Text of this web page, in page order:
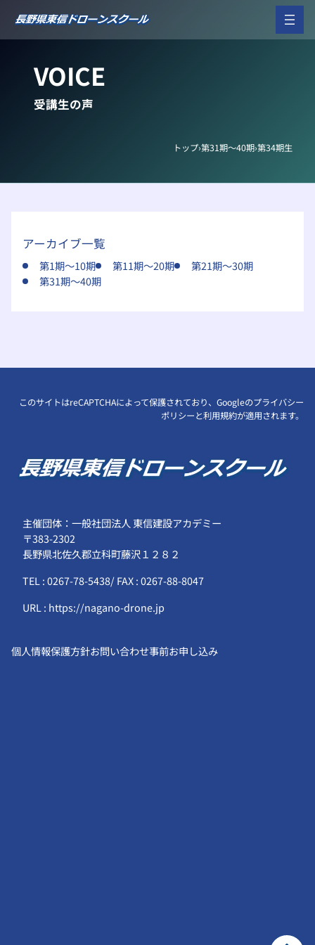
を
VOICE
受講生の声
トップ›第31期～40期›第34期生
アーカイブ一覧
第1期～10期 第11期～20期
第21期～30期
第31期～40期
このサイトはreCAPTCHAによって保護されており、Googleのプライバシー
ポリシーと利用規約が適用されます。
主催団体：一般社団法人 東信建設アカデミー
〒383-2302
長野県北佐久郡立科町藤沢１２８２
TEL : 0267-78-5438/ FAX : 0267-88-8047
URL : https://nagano-drone.jp
個人情報保護方針お問い合わせ事前お申し込み